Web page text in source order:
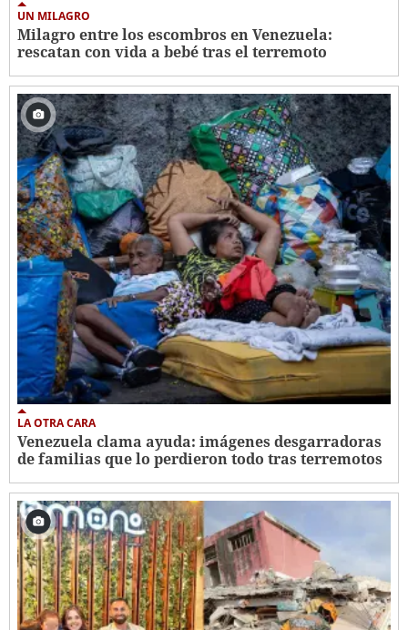
UN MILAGRO
Milagro entre los escombros en Venezuela:
rescatan con vida a bebé tras el terremoto
LA OTRA CARA
Venezuela clama ayuda: imágenes desgarradoras
de familias que lo perdieron todo tras terremotos